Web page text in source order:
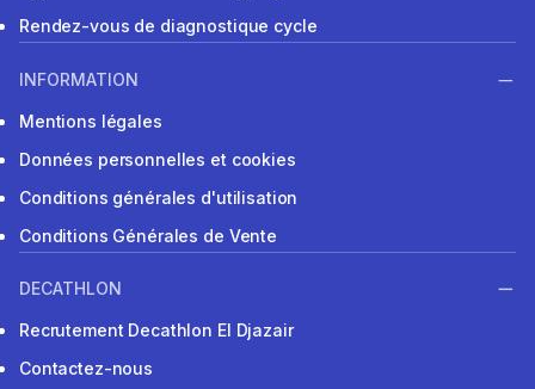
Rendez-vous de diagnostique cycle
INFORMATION
Mentions légales
Données personnelles et cookies
Conditions générales d'utilisation
Conditions Générales de Vente
DECATHLON
Recrutement Decathlon El Djazair
Contactez-nous